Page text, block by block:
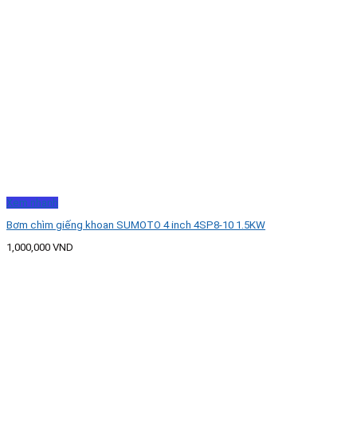
Xem nhanh
Bơm chìm giếng khoan SUMOTO 4 inch 4SP8-10 1.5KW
1,000,000 VND